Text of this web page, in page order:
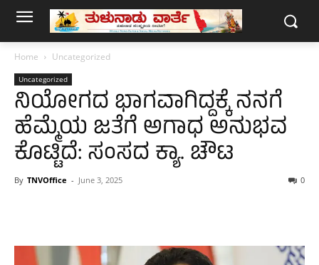
Home Uncategorized
Uncategorized
ನಿಯೋಗದ ಭಾಗವಾಗಿದ್ದಕ್ಕೆ ನನಗೆ
ಹೆಮ್ಮೆಯ ಜತೆಗೆ ಅಗಾಧ ಅನುಭವ
ಕೊಟ್ಟಿದೆ: ಸಂಸದ ಕ್ಯಾ. ಚೌಟ
By TNVOffice - June 3, 2025 0